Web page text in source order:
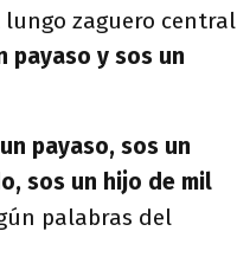
zaguero central
payaso y sos un
payaso, sos un
sos un hijo de mil
palabras del